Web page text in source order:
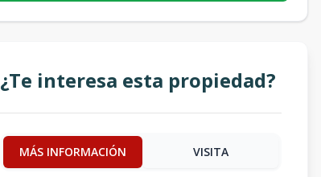
¿Te interesa esta propiedad?
MÁS INFORMACIÓN VISITA